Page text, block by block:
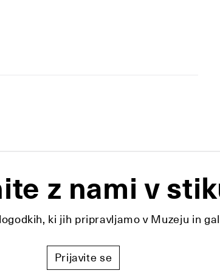
z nami v
ki jih pripravljamo v Muzeju in
Prijavite se